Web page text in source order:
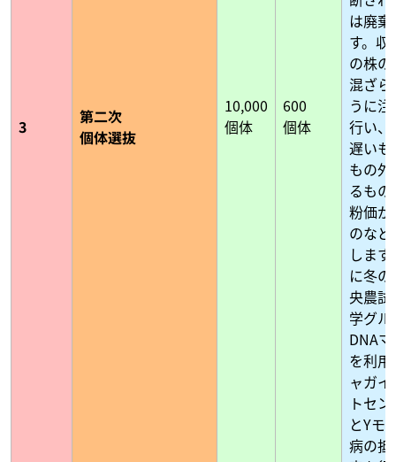
3
第二次
個体選抜
10,000
個体
600
個体
は廃棄
す。収
の株
混ざ
うに
行い、
遅いも
もの
るも
粉価が
のな
しま
に冬
央農試
学グル
DNA
を利
ャガ
トセ
とYモ
病の抵